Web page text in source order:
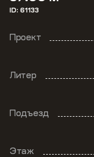
ID: 61133
Проект
Литер
Подъезд
Этаж